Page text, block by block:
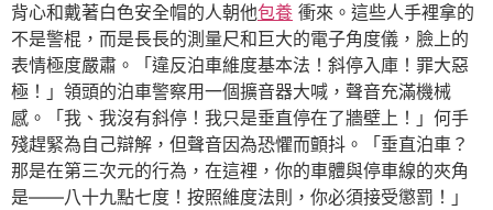
背心和戴著白色安全帽的人朝他包養 衝來。這些人手裡拿的
不是警棍，而是長長的測量尺和巨大的電子角度儀，臉上的
表情極度嚴肅。「違反泊車維度基本法！斜停入庫！罪大惡
極！」領頭的泊車警察用一個擴音器大喊，聲音充滿機械
感。「我、我沒有斜停！我只是垂直停在了牆壁上！」何手
殘趕緊為自己辯解，但聲音因為恐懼而顫抖。「垂直泊車？
那是在第三次元的行為，在這裡，你的車體與停車線的夾角
是——八十九點七度！按照維度法則，你必須接受懲罰！」